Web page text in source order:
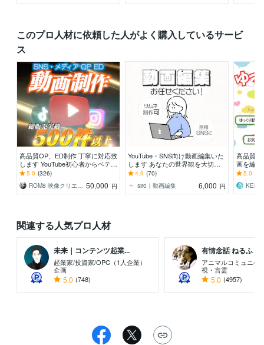
このプロ人材に依頼した人がよく購入しているサービ
ス
高品質OP、ED制作 丁寧に対応致
します YouTube初心者からベテラ
ンまで使える豊富なラインナップ
5.0 (326)
ROM8 映像クリエイター 50,000 円
YouTube・SNS向け動画編集いた
します あなたの世界観を大切に
丁寧に編集します⟡.·
4.9 (70)
siro｜動画編集
6,000 円
高品質
画を編
聴者を
を制作
5.0
関連する人気プロ人材
未来｜コンテンツ起業...
起業家/投資家/OPC（1人企業）
企画
5.0 (748)
有情念話 ねるふ
アニマルコミュニケ
視・言霊
5.0 (4957)